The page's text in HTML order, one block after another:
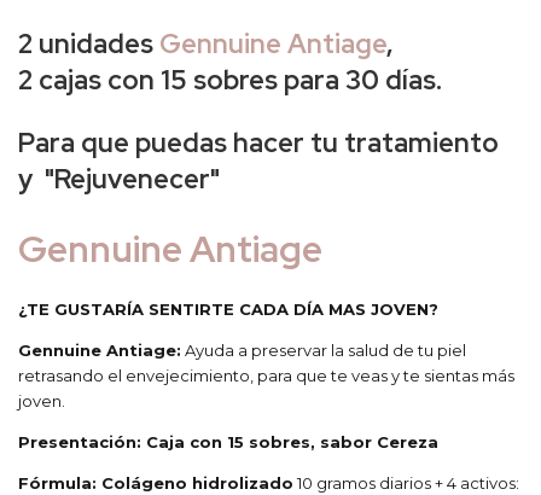
2 unidades Gennuine Antiage,
2 cajas con 15 sobres para 30 días.
Para que puedas hacer tu tratamiento
y "Rejuvenecer"
Gennuine Antiage
¿TE GUSTARÍA SENTIRTE CADA DÍA MAS JOVEN?
Gennuine Antiage: Ayuda a preservar la salud de tu piel
retrasando el envejecimiento, para que te veas y te sientas más
joven.
Presentación: Caja con 15 sobres, sabor Cereza
Fórmula: Colágeno hidrolizado10 gramos diarios + 4 activos: